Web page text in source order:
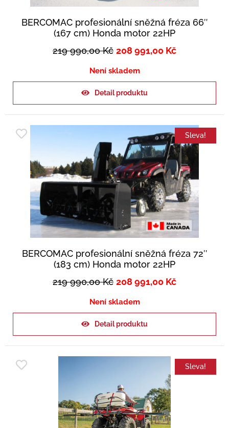
BERCOMAC profesionální sněžná fréza 66″
(167 cm) Honda motor 22HP
219 990,00Kč 208 991,00 Kč
Není skladem
Detail produktu
Sleva!
BERCOMAC profesionální sněžná fréza 72″
(183 cm) Honda motor 22HP
219 990,00Kč 208 991,00 Kč
Není skladem
Detail produktu
Sleva!